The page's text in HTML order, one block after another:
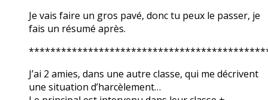
Je vais faire un gros pavé, donc tu peux le passer, je
fais un résumé après.
J’ai 2 amies, dans une autre classe, qui me décrivent
une situation d’harcèlement…